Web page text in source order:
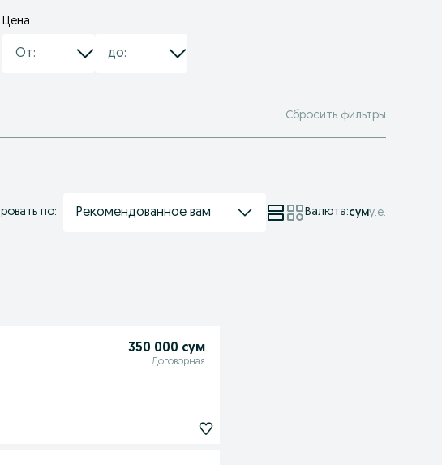
Цена
Сбросить фильтры
по: Рекомендованное вам Валюта:суму.е.
350 000 сум
Договорная